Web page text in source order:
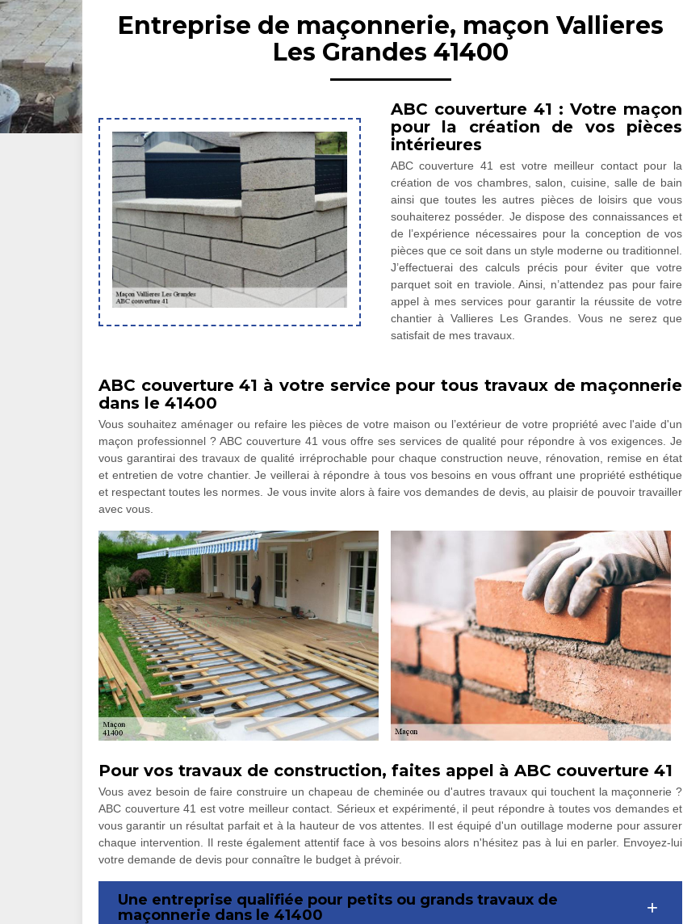
Entreprise de maçonnerie, maçon Vallieres
Les Grandes 41400
ABC couverture 41 : Votre maçon
pour la création de vos pièces
intérieures
ABC couverture 41 est votre meilleur contact pour la
création de vos chambres, salon, cuisine, salle de bain
ainsi que toutes les autres pièces de loisirs que vous
souhaiterez posséder. Je dispose des connaissances et
de l’expérience nécessaires pour la conception de vos
pièces que ce soit dans un style moderne ou traditionnel.
J’effectuerai des calculs précis pour éviter que votre
parquet soit en traviole. Ainsi, n’attendez pas pour faire
appel à mes services pour garantir la réussite de votre
chantier à Vallieres Les Grandes. Vous ne serez que
satisfait de mes travaux.
ABC couverture 41 à votre service pour tous travaux de maçonnerie
dans le 41400
Vous souhaitez aménager ou refaire les pièces de votre maison ou l’extérieur de votre propriété avec l'aide d'un
maçon professionnel ? ABC couverture 41 vous offre ses services de qualité pour répondre à vos exigences. Je
vous garantirai des travaux de qualité irréprochable pour chaque construction neuve, rénovation, remise en état
et entretien de votre chantier. Je veillerai à répondre à tous vos besoins en vous offrant une propriété esthétique
et respectant toutes les normes. Je vous invite alors à faire vos demandes de devis, au plaisir de pouvoir travailler
avec vous.
Pour vos travaux de construction, faites appel à ABC couverture 41
Vous avez besoin de faire construire un chapeau de cheminée ou d'autres travaux qui touchent la maçonnerie ?
ABC couverture 41 est votre meilleur contact. Sérieux et expérimenté, il peut répondre à toutes vos demandes et
vous garantir un résultat parfait et à la hauteur de vos attentes. Il est équipé d'un outillage moderne pour assurer
chaque intervention. Il reste également attentif face à vos besoins alors n'hésitez pas à lui en parler. Envoyez-lui
votre demande de devis pour connaître le budget à prévoir.
Une entreprise qualifiée pour petits ou grands travaux de
maçonnerie dans le 41400